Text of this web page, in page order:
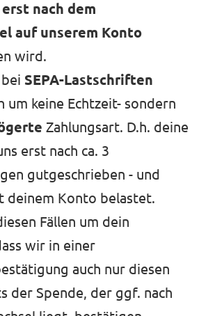
erst nach dem
auf unserem Konto
wird.
SEPA-Lastschriften
um keine Echtzeit- sondern
Zahlungsart. D.h. deine
erst nach ca. 3
gutgeschrieben - und
deinem Konto belastet.
Fällen um dein
wir in einer
auch nur diesen
der Spende, der ggf. nach